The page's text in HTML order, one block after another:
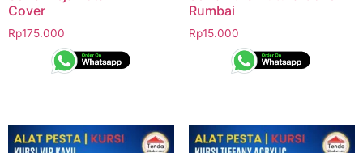
Cover
Rp175.000
Rumbai
Rp15.000